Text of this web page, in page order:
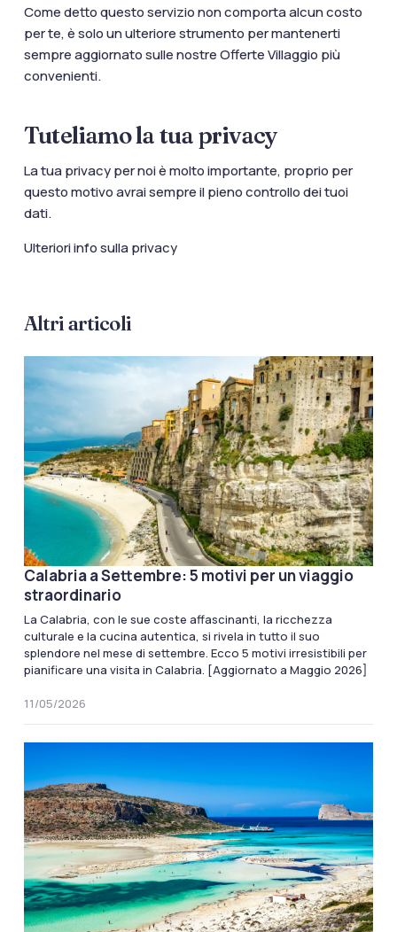
Come detto questo servizio non comporta alcun costo
per te, è solo un ulteriore strumento per mantenerti
sempre aggiornato sulle nostre Offerte Villaggio più
convenienti.
Tuteliamo latuaprivacy
La tua privacy per noi è molto importante, proprio per
questo motivo avrai sempre il pieno controllo dei tuoi
dati.
Ulteriori info sullaprivacy
Altri articoli
Calabria a Settembre: 5 motivi per un viaggio
straordinario
La Calabria, con le sue coste affascinanti, la ricchezza
culturale e la cucina autentica, si rivela in tutto il suo
splendore nel mese di settembre. Ecco 5 motivi irresistibili per
pianificare una visita in Calabria. [Aggiornato a Maggio 2026]
11/05/2026